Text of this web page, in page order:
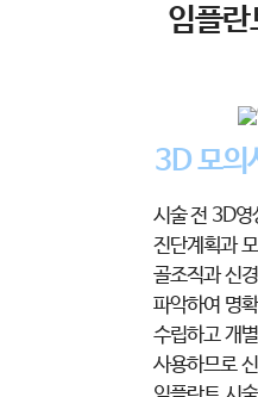
임플란
3D 모의
시술 전 3D영
진단계획과
골조직과 신
파악하여 명
수립하고 개
사용하므로